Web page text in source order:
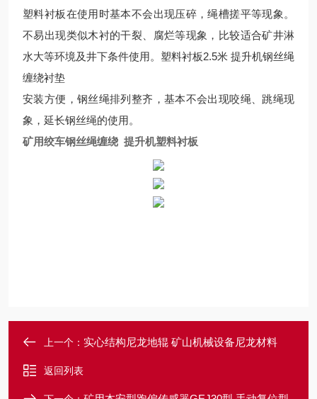
塑料衬板在使用时基本不会出现压碎，绳槽搓平等现象。
不易出现类似木衬的干裂、腐烂等现象，比较适合矿井淋
水大等环境及井下条件使用。塑料衬板2.5米 提升机钢丝绳
缠绕衬垫
安装方便，钢丝绳排列整齐，基本不会出现咬绳、跳绳现
象，延长钢丝绳的使用。
矿用绞车钢丝绳缠绕 提升机塑料衬板
上一个： 实心结构尼龙地辊 矿山机械设备尼龙材料
返回列表